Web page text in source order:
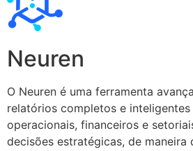
Neuren
O Neuren é uma ferramenta
relatórios completos e
operacionais, financeiros e
decisões estratégicas, de maneira